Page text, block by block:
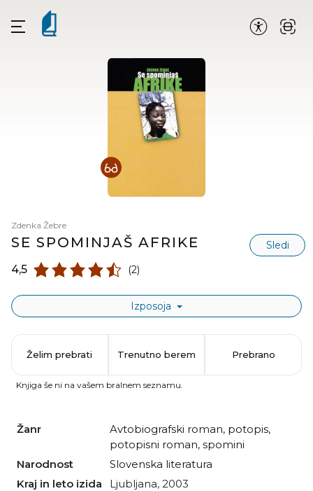
Zdenka Žebre
SE SPOMINJAŠ AFRIKE Sledi
4,5 (2)
Izposoja
Žanr avtobiografski roman, potopis,
potopisni roman, spomini
Narodnost
slovenska literatura
Kraj in leto izida
Ljubljana, 2003
Želim prebrati Trenutno berem Prebrano
Knjiga še ni na vašem bralnem seznamu.